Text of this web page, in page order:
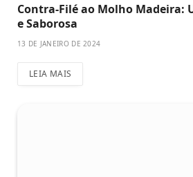
Contra-Filé ao Molho Madeira:
e Saborosa
13 DE JANEIRO DE 2024
LEIA MAIS